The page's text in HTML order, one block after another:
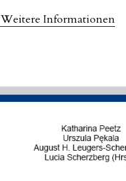
Weitere Informationen